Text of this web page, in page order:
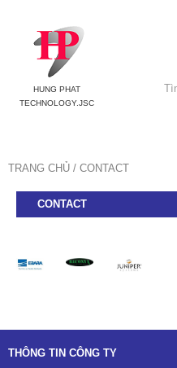
HUNG PHAT
TECHNOLOGY.JSC
TRANG CHỦ CONTACT
CONTACT
THÔNG TIN CÔNG TY